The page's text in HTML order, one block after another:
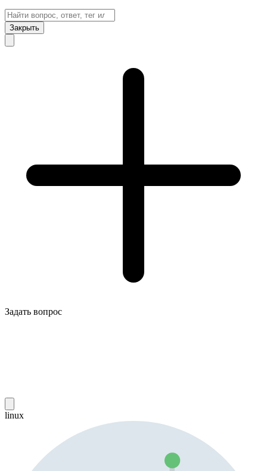
Закрыть
Задать вопрос
linux